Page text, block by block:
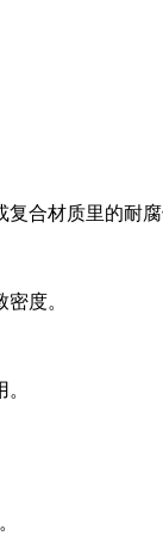
合材质里的耐
度。